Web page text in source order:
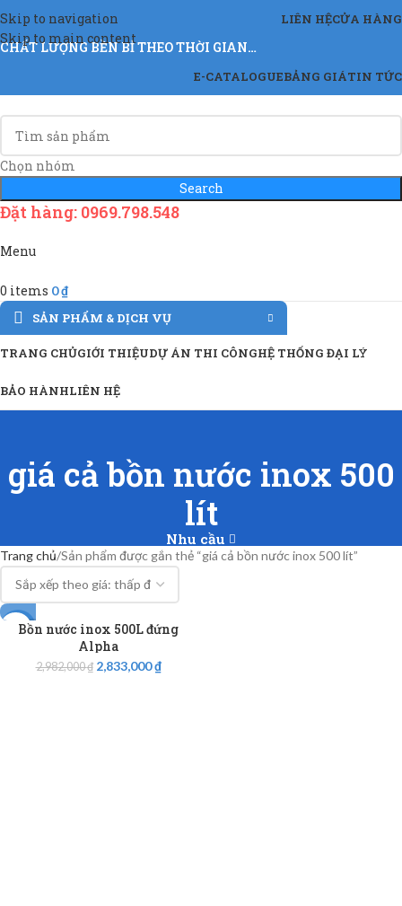
Skip to navigation
Skip to main content
LIÊN HỆCỬA HÀNG
CHẤT LƯỢNG BỀN BỈ THEO THỜI GIAN…
E-CATALOGUEBẢNG GIÁTIN TỨC
Chọn nhóm
Search
Đặt hàng: 0969.798.548
Menu
0 items 0₫
SẢN PHẨM & DỊCH VỤ
TRANG CHỦGIỚI THIỆUDỰ ÁN THI CÔNGHỆ THỐNG ĐẠI LÝ
BẢO HÀNHLIÊN HỆ
giá cả bồn nước inox 500
lít
Nhu cầu
Trang chủ Sản phẩm được gắn thẻ “giá cả bồn nước inox 500 lít”
-5%Bồn nước inox 500L đứng
Alpha
2,982,000₫ 2,833,000₫